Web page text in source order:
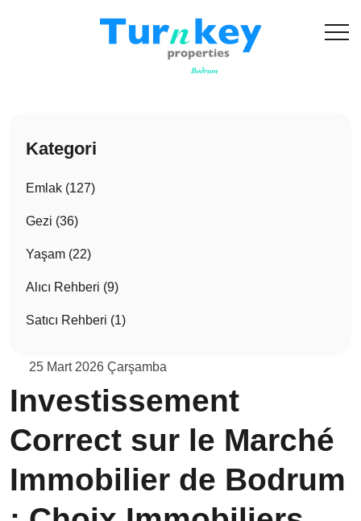
Kategori
Emlak (127)
Gezi (36)
Yaşam (22)
Alıcı Rehberi (9)
Satıcı Rehberi (1)
25 Mart 2026 Çarşamba
Investissement
Correct sur le Marché
Immobilier de Bodrum